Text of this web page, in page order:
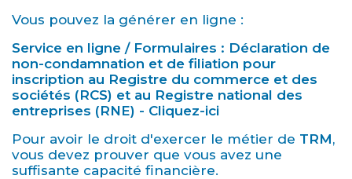
Vous pouvez la générer en ligne :
Service en ligne / Formulaires : Déclaration de
non-condamnation et de filiation pour
inscription au Registre du commerce et des
sociétés (RCS) et au Registre national des
entreprises (RNE) - Cliquez-ici
Pour avoir le droit d'exercer le métier de TRM,
vous devez prouver que vous avez une
suffisante capacité financière.